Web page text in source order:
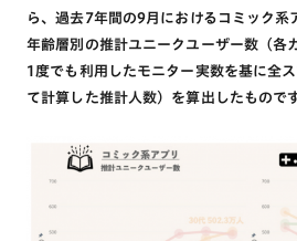
ら、過去7年間の9月におけるコミック系
年齢層別の推計ユニークユーザー数（各
1度でも利用したモニター実数を基に全
て計算した推計人数）を算出したものです